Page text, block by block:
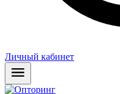
Личный кабинет